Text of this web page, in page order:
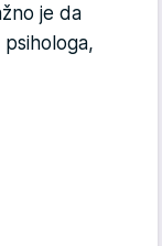
je da